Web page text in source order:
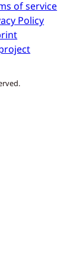
of service
Policy